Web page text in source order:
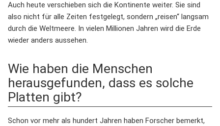
Auch heute verschieben sich die Kontinente weiter. Sie sind
also nicht für alle Zeiten festgelegt, sondern „reisen“ langsam
durch die Weltmeere. In vielen Millionen Jahren wird die Erde
wieder anders aussehen.
Wie haben die Menschen
herausgefunden, dass es solche
Platten gibt?
Schon vor mehr als hundert Jahren haben Forscher bemerkt,